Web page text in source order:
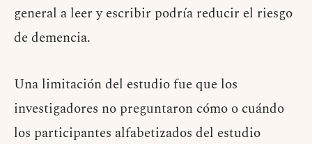
general a leer y escribir podría reducir el riesgo
de demencia.
Una limitación del estudio fue que los
investigadores no preguntaron cómo o cuándo
los participantes alfabetizados del estudio